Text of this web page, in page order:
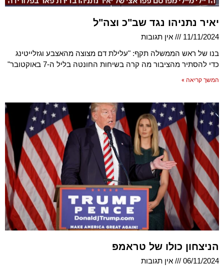
יאיר נתניהו נגד שב"כ וצה"ל
11/11/2024
אין תגובות
בנו של ראש הממשלה תקף: "עלילת דם מצוצה מהאצבע וגזלייטינג
כדי להסתיר מהציבור מה קרה בשיחות החונטה בליל ה-7 באוקטובר"
המשך קריאה »
הניצחון כולו של טראמפ
06/11/2024
אין תגובות